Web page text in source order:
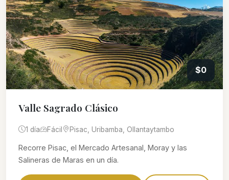
$0
Valle Sagrado Clásico
1 día Fácil Pisac, Uribamba, Ollantaytambo
Recorre Pisac, el Mercado Artesanal, Moray y las
Salineras de Maras en un día.